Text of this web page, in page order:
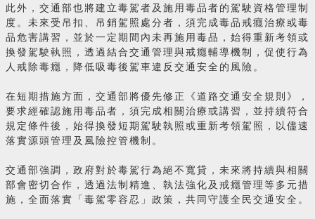
此外，交通部也將建立毒駕者及施用毒品者的駕駛資格管理制
度。未來受吊扣、吊銷駕照處分者，須完成毒品戒癮治療或毒
品危害講習，並於一定期間內未再施用毒品，始得重新考領或
換發駕駛執照，透過結合交通管理與戒癮輔導機制，促使行為
人戒除毒癮，降低吸毒後駕車違反交通安全的風險。
在短期措施方面，交通部將優先修正《道路交通安全規則》，
要求經確認施用毒品者，須完成相關治療或講習，並持續符合
規定條件後，始得換發短期駕駛執照或重新考領駕照，以儘速
落實源頭管理及風險控管機制。
交通部強調，政府對於毒駕行為絕不寬貸，未來將持續與相關
部會密切合作，透過法制精進、執法強化及戒癮管理等多元措
施，全面落實「毒駕零容忍」政策，共同守護全民交通安全。